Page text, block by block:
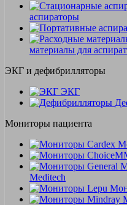
аспираторы
материалы для
ЭКГ и дефибрилляторы
ЭКГ
Мониторы пациента
Meditech